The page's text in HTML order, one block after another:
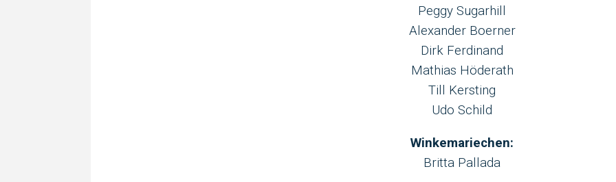
Peggy Sugarhill
Alexander Boerner
Dirk Ferdinand
Mathias Höderath
Till Kersting
Udo Schild
Winkemariechen:
Britta Pallada